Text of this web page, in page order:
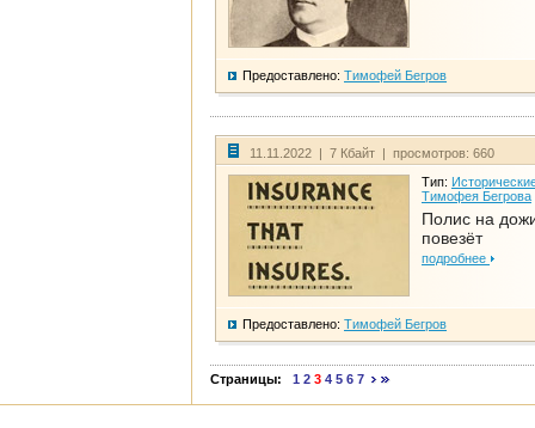
Предоставлено: Тимофей Бегров
11.11.2022 | 7 Кбайт | просмотров: 660
Тип:
Тимофея Бегрова
Полис на
повезёт
подробнее
Предоставлено: Тимофей Бегров
Страницы: 1 2 3 4 5 6 7